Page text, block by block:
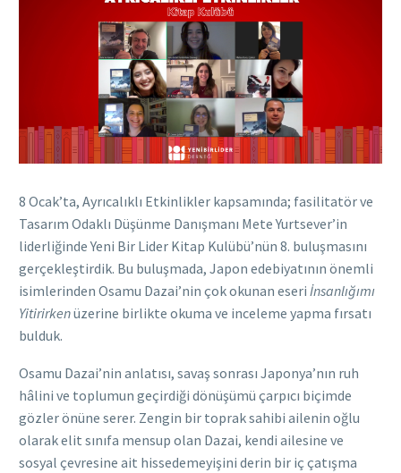
8 Ocak’ta, Ayrıcalıklı Etkinlikler kapsamında; fasilitatör ve
Tasarım Odaklı Düşünme Danışmanı Mete Yurtsever’in
liderliğinde Yeni Bir Lider Kitap Kulübü’nün 8. buluşmasını
gerçekleştirdik. Bu buluşmada, Japon edebiyatının önemli
isimlerinden Osamu Dazai’nin çok okunan eseri İnsanlığımı
Yitirirkenüzerine birlikte okuma ve inceleme yapma fırsatı
bulduk.
Osamu Dazai’nin anlatısı, savaş sonrası Japonya’nın ruh
hâlini ve toplumun geçirdiği dönüşümü çarpıcı biçimde
gözler önüne serer. Zengin bir toprak sahibi ailenin oğlu
olarak elit sınıfa mensup olan Dazai, kendi ailesine ve
sosyal çevresine ait hissedemeyişini derin bir iç çatışma